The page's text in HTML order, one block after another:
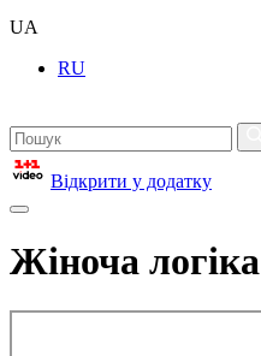
UA
RU
Відкрити у додатку
Жіноча логіка